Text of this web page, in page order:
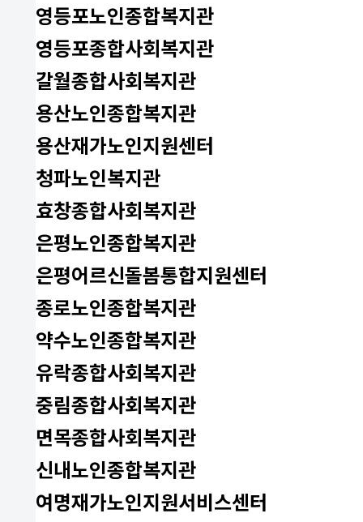
영등포노인종합복지관
영등포종합사회복지관
갈월종합사회복지관
용산노인종합복지관
용산재가노인지원센터
청파노인복지관
효창종합사회복지관
은평노인종합복지관
은평어르신돌봄통합지원센터
종로노인종합복지관
약수노인종합복지관
유락종합사회복지관
중림종합사회복지관
면목종합사회복지관
신내노인종합복지관
여명재가노인지원서비스센터